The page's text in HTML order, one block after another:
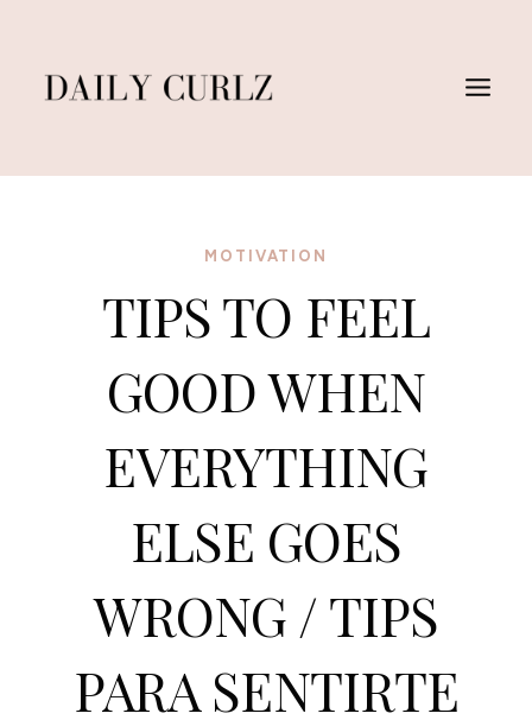
Contenido
MOTIVATION
TIPS TO FEEL
GOOD WHEN
EVERYTHING
ELSE GOES
WRONG / TIPS
PARA SENTIRTE